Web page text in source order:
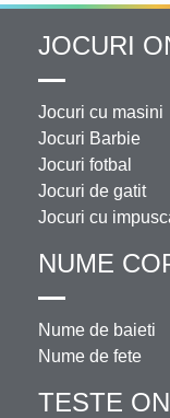
JOCURI
Jocuri cu masini
Jocuri Barbie
Jocuri fotbal
Jocuri de gatit
Jocuri cu
NUME
Nume de baieti
Nume de fete
TESTE